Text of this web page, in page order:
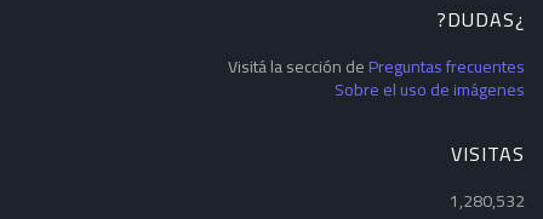
¿DUDAS?
Visitá la sección dePreguntas frecuentes
Sobre el uso de imágenes
VISITAS
1,280,532